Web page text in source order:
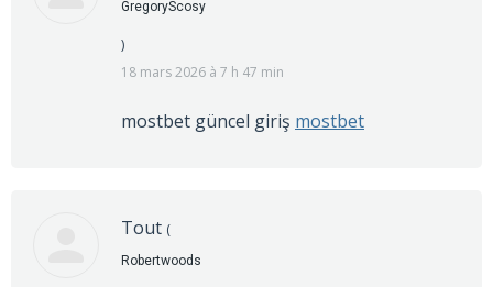
GregoryScosy
)
18 mars 2026 à 7 h 47 min
mostbet güncel giriş mostbet
Tout (
Robertwoods